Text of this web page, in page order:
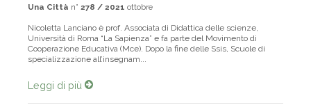
Una Città n° 278 / 2021 ottobre
Nicoletta Lanciano è prof. Associata di Didattica delle scienze,
Università di Roma “La Sapienza” e fa parte del Movimento di
Cooperazione Educativa (Mce). Dopo la fine delle Ssis, Scuole di
specializzazione all’insegnam...
Leggi di più